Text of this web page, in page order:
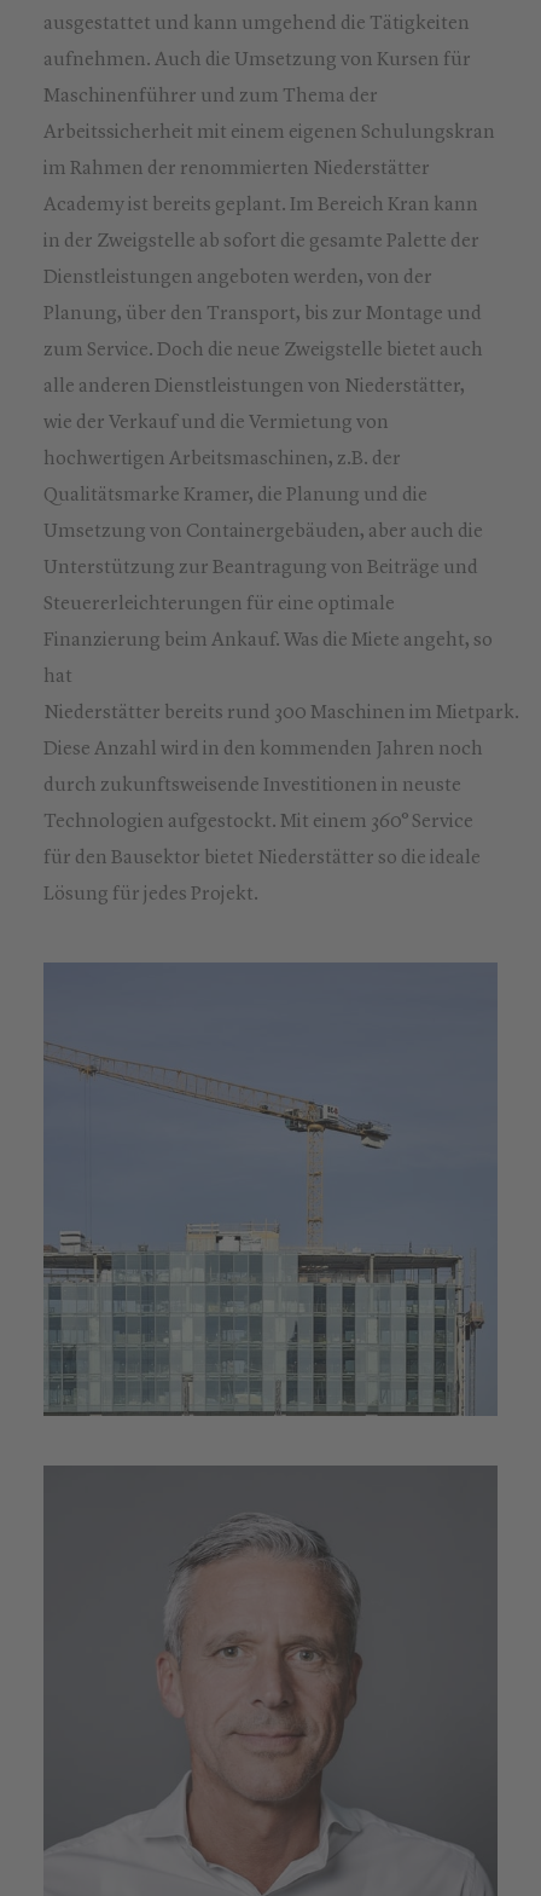
ausgestattet und kann umgehend die Tätigkeiten
aufnehmen. Auch die Umsetzung von Kursen für
Maschinenführer und zum Thema der
Arbeitssicherheit mit einem eigenen Schulungskran
im Rahmen der renommierten Niederstätter
Academy ist bereits geplant. Im Bereich Kran kann
in der Zweigstelle ab sofort die gesamte Palette der
Dienstleistungen angeboten werden, von der
Planung, über den Transport, bis zur Montage und
zum Service. Doch die neue Zweigstelle bietet auch
alle anderen Dienstleistungen von Niederstätter,
wie der Verkauf und die Vermietung von
hochwertigen Arbeitsmaschinen, z.B. der
Qualitätsmarke Kramer, die Planung und die
Umsetzung von Containergebäuden, aber auch die
Unterstützung zur Beantragung von Beiträge und
Steuererleichterungen für eine optimale
Finanzierung beim Ankauf. Was die Miete angeht, so
hat
Niederstätter bereits rund 300 Maschinen im Mietpark.
Diese Anzahl wird in den kommenden Jahren noch
durch zukunftsweisende Investitionen in neuste
Technologien aufgestockt. Mit einem 360° Service
für den Bausektor bietet Niederstätter so die ideale
Lösung für jedes Projekt.